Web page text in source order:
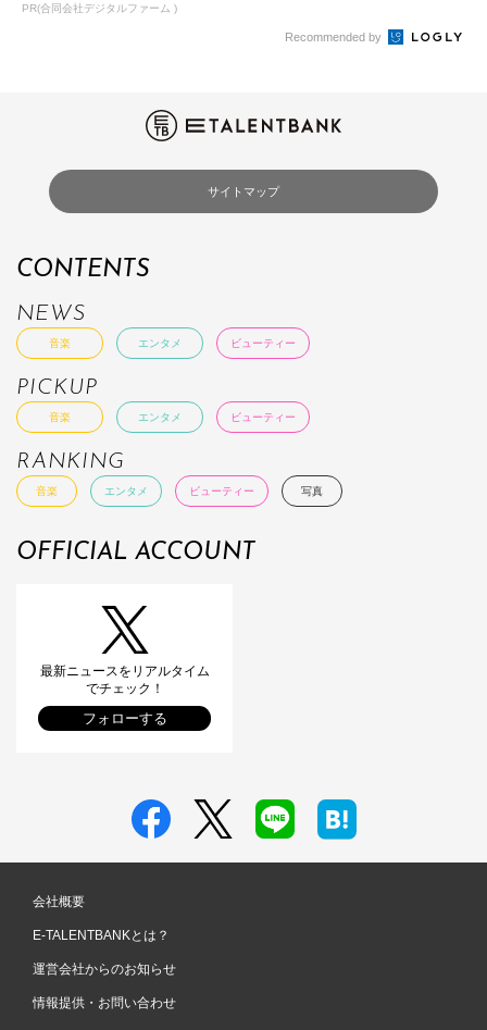
PR(合同会社デジタルファーム )
Recommended by
サイトマップ
CONTENTS
NEWS
音楽 エンタメ ビューティー
PICKUP
音楽 エンタメ ビューティー
RANKING
音楽 エンタメ ビューティー 写真
OFFICIAL ACCOUNT
最新ニュースをリアルタイム
でチェック！
フォローする
会社概要
E-TALENTBANKとは？
運営会社からのお知らせ
情報提供・お問い合わせ